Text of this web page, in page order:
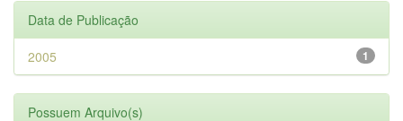
Data de Publicação
1
2005
Possuem Arquivo(s)